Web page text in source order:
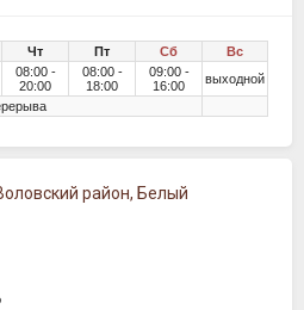
Чт Пт Сб
Вс
08:00 -
20:00
08:00 -
18:00
09:00 -
16:00
выходной
район, Белый